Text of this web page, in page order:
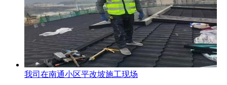
我司在南通小区平改坡施工现场